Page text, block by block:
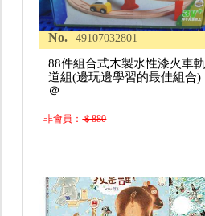
No. 49107032801
88件組合式木製水性漆火車軌
道組(邊玩邊學習的最佳組合)
＠
非會員：＄880